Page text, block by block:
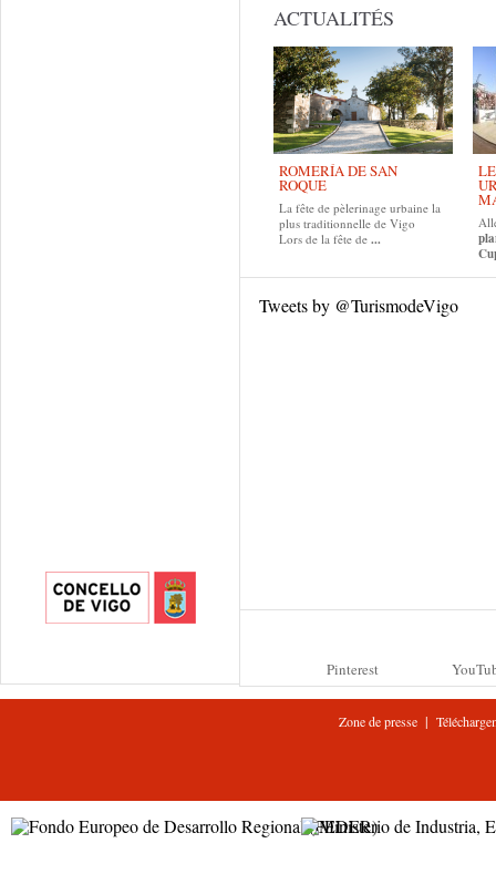
ACTUALITÉS
ROMERÍA DE SAN
ROQUE
La fête de pèlerinage urbaine la
plus traditionnelle de Vigo
Lors de la fête de ...
Tweets by @TurismodeVigo
Pinterest
Zone de presse |